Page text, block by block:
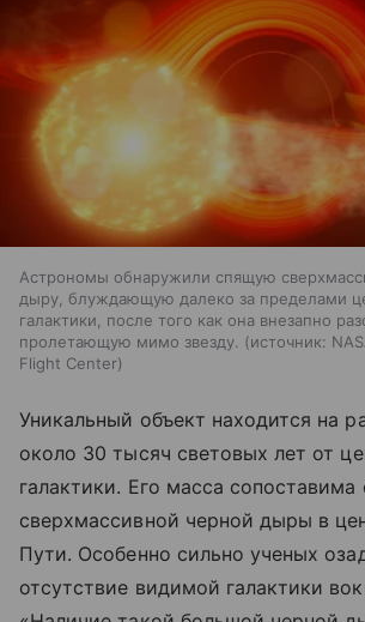
Астрономы обнаружили спящую
дыру, блуждающую далеко за пределами
галактики, после того как она внезапно
пролетающую мимо звезду.
источник:
Flight Center
Уникальный объект находится на
около 30 тысяч световых лет от
галактики. Его масса сопоставима
сверхмассивной черной дыры в
Пути. Особенно сильно ученых
отсутствие видимой галактики